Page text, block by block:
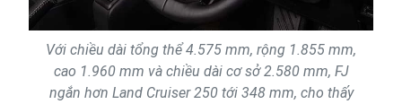
Với chiều dài tổng thể 4.575 mm, rộng 1.855 mm,
cao 1.960 mm và chiều dài cơ sở 2.580 mm, FJ
ngắn hơn Land Cruiser 250 tới 348 mm, cho thấy